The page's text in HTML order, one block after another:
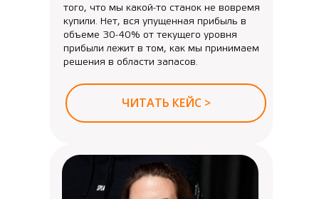
того, что мы какой-то станок не вовремя
купили. Нет, вся упущенная прибыль в
объеме 30-40% от текущего уровня
прибыли лежит в том, как мы принимаем
решения в области запасов.
ЧИТАТЬ КЕЙС >